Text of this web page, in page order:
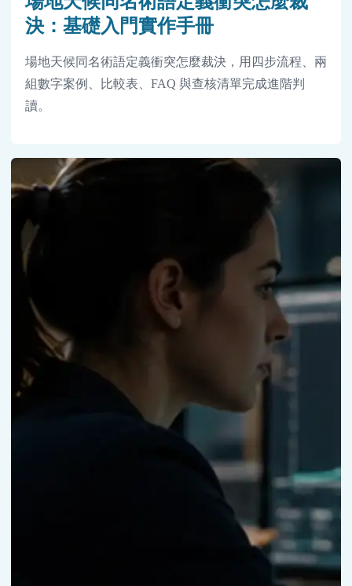
決：基礎入門實作手冊
場地天候同名術語定義衝突怎麼裁決，用四步流程、兩
組數字案例、比較表、FAQ 與查核清單完成進階判
讀。